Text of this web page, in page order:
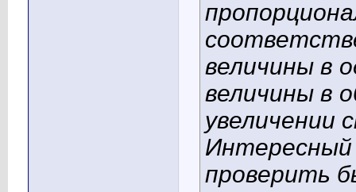
величины в
величины в
увеличении
Интересный
проверить